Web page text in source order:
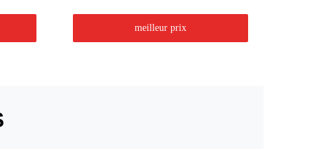
meilleur prix